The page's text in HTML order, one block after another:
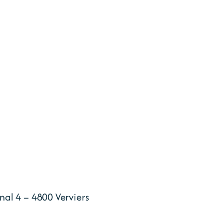
4 – 4800 Verviers